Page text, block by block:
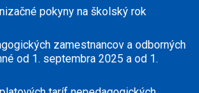
pokyny na školský rok
zamestnancov a odborných
od 1. septembra 2025 a od 1.